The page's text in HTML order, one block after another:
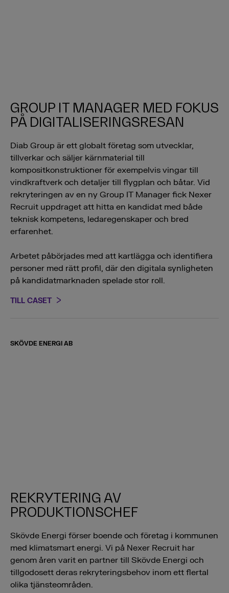
GROUP IT MANAGER MED FOKUS
PÅ DIGITALISERINGSRESAN
Diab Group är ett globalt företag som utvecklar,
tillverkar och säljer kärnmaterial till
kompositkonstruktioner för exempelvis vingar till
vindkraftverk och detaljer till flygplan och båtar. Vid
rekryteringen av en ny Group IT Manager fick Nexer
Recruit uppdraget att hitta en kandidat med både
teknisk kompetens, ledaregenskaper och bred
erfarenhet.
Arbetet påbörjades med att kartlägga och identifiera
personer med rätt profil, där den digitala synligheten
på kandidatmarknaden spelade stor roll.
TILL CASET
SKÖVDE ENERGI AB
REKRYTERING AV
PRODUKTIONSCHEF
Skövde Energi förser boende och företag i kommunen
med klimatsmart energi. Vi på Nexer Recruit har
genom åren varit en partner till Skövde Energi och
tillgodosett deras rekryteringsbehov inom ett flertal
olika tjänsteområden.